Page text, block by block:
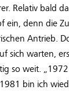
Relativ bald
ein, denn die
Antrieb.
sich warten,
so weit.
bin ich